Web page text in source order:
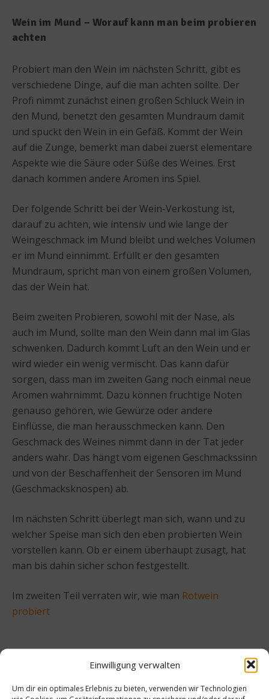
Einwilligung verwalten
Um dir ein optimales Erlebnis zu bieten, verwenden wir Technologien
Wein im Mund – Worauf kann man beim probieren
achten
Probiert man den Wein im nächsten Schritt, gibt es
verschiedene Dinge, auf die man achten sollte. Der
Profi nimmt zunächst einen großen Schluck Wein in
den Mund, benetzt den gesamten Mundraum damit
und spuckt den Wein in ein Gefäß. Kommt der Wein
auf die Zunge, bemerkt man dabei zuerst elementare
Aspekte wie die Säure oder Süße des Weines. Erst
danach kommen andere Aromen ins Spiel.
Der folgende Schritt bei der Wein-Verkostung ist,
darauf zu achten, wie intensiv und wie lange der
Weingeschmack im Mund bleibt und welches Volumen
er im Mund einnimmt. Erfüllt er den gesamten
Mundraum, spricht man von einem großen Volumen,
das der Wein hat.
Beim zweiten Probieren, sowohl mit der Nase, als
auch im Mund, sollte man den Wein dann mal im Glas
schwenken. Dadurch kommt Luft an den Wein und er
wird wieder ein wenig vermischt. Das kann dafür
sorgen, dass man im zweiten Gang noch einmal neue
Aromen wahrnimmt. Dazu können fruchtige Noten
genauso gehören, wie Gewürze oder andere
Einflüsse, die man herausschmecken kann. Den
Geschmack des Weines nimmt dann in der Tat jeder
anders wahr. Das hängt vom eigenen Geschmackssinn
und von der Beschaffenheit der Sensoren im Mund
(Geschmacksknospen) ab.
Im nächsten Schritt überlegt man sich, wann und zu
welcher Speise man sich den eben probierten Wein
vorstellen kann. Ob er einem überhaupt zusagt, hat
man bis dahin sicher schon festgestellt.
Im zweiten Teil verraten wir, wie man Rotwein
probiert